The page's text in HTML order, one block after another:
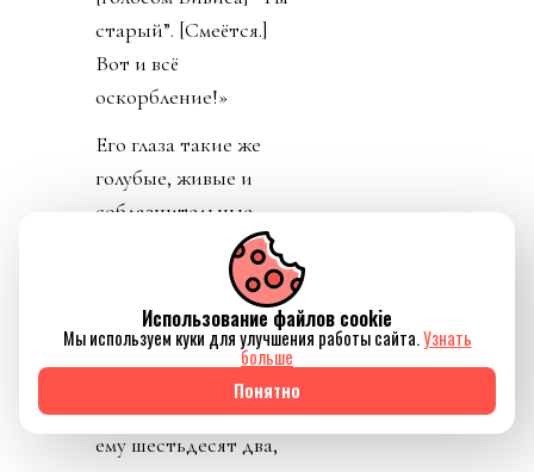
что выяснили
разницу в возрасте:
одиннадцать лет.
(Питту шестьдесят
два.) Он смеётся, и
на долю секунды его
голос становится
похож на голос
обкуренного
персонажа из
«Настоящей любви»,
вышедшей больше
тридцати лет назад.
Использование файлов cookie
Мы используем куки для улучшения работы сайта.Узнать
больше
Понятно